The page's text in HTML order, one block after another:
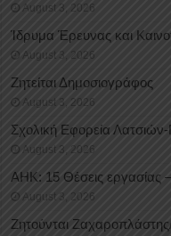
August 3, 2026
Ίδρυμα Έρευνας και
August 3, 2026
Ζητείται Δημοσιογράφος
August 3, 2026
Σχολική Εφορεία Λατσιών-
August 3, 2026
ΑΗΚ: 15 Θέσεις εργασίας
August 3, 2026
Ζητούνται